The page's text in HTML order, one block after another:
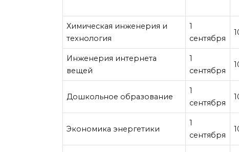
Химическая инженерия и
технология
1
сентября
Инженерия интернета
вещей
1
сентября
Дошкольное образование
1
сентября
Экономика энергетики
1
сентября